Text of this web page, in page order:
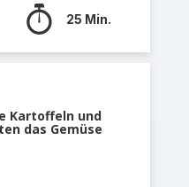
25 Min.
Kartoffeln und
das Gemüse